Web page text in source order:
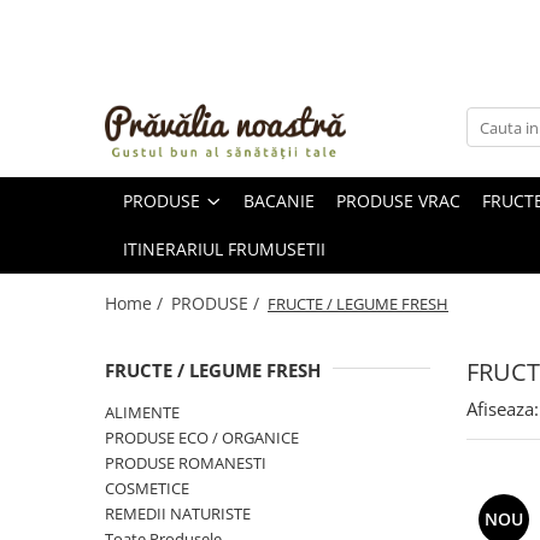
ULEIURI ȘI UNTURI
FRUCTE DESHIDRATATE
FRUCTE LA CONSERVĂ
FĂINĂ FĂRĂ GLUTEN
BĂUTURI / LAPTE VEGETAL
OREZ ȘI CEREALE
PRODUSE BACANIE PRODUSE VRAC
ITINERARIUL FRUMUSETII
Home / PRODUSE / FRUCTE / LEGUME FRESH
FRUCTE / LEGUME FRESH
ALIMENTE
PRODUSE ECO / ORGANICE
PRODUSE ROMANESTI
COSMETICE
REMEDII NATURISTE
Afiseaza:
NOU